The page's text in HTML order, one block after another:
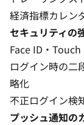
経済指標カレン
セキュリティの
Face ID・
ログイン時の二
略化
不正ログイン検
プッシュ通知の